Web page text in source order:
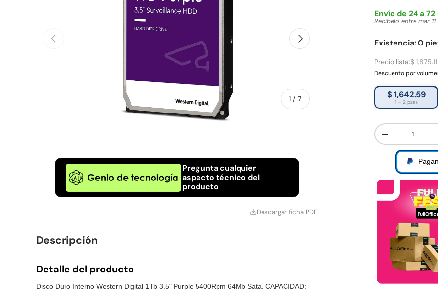
Anterior
1 /de
7
Siguiente
Envío de 24 a
Recíbelo entre mar 11
Existencia: 0
Precio lista:$ 1,875.11
Descuento por
$ 1,642.59
1 – 2 pzas
Cant.
Disminuir
Pregunta cualquier
aspecto técnico del
producto
Descargar ficha PDF
Descripción
Detalle del producto
Disco Duro Interno Western Digital 1Tb 3.5" Purple 5400Rpm 64Mb Sata. CAPACIDAD: